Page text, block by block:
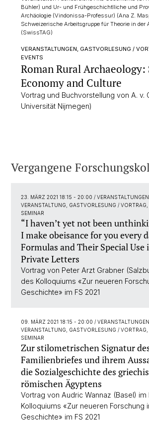
Bühler) und Ur- und Frühgeschichtlliche und
Archäologie (Vindonissa-Professur) (Ana Z.
Schweizerische Arbeitsgruppe für Theorie in der
(SwissTAG)
VERANSTALTUNGEN, GASTVORLESUNG /
EVENTS
Roman Rural Archaeology:
Economy and Culture
Vortrag und Buchvorstellung von A. v.
Universität Nijmegen)
Vergangene
23. MÄRZ 2021 18:15 - 20:00 /
VERANSTALTUNG, GASTVORLESUNG /
SEMINAR
“I haven’t yet not been
I make obeisance for you every
Formulas and Their Special
Private Letters
Vortrag von Peter Arzt Grabner
des Kolloquiums «Zur neueren
Geschichte» im FS 2021
09. MÄRZ 2021 18:15 - 20:00 /
VERANSTALTUNG, GASTVORLESUNG /
SEMINAR
Zur stilometrischen Signatur
Familienbriefes und ihrem
die Sozialgeschichte des
römischen Ägyptens
Vortrag von Audric Wannaz (Basel) im
Kolloquiums «Zur neueren Forschung
Geschichte» im FS 2021